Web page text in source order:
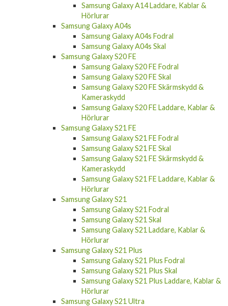
Samsung Galaxy A14 Laddare, Kablar &
Hörlurar
Samsung Galaxy A04s
Samsung Galaxy A04s Fodral
Samsung Galaxy A04s Skal
Samsung Galaxy S20 FE
Samsung Galaxy S20 FE Fodral
Samsung Galaxy S20 FE Skal
Samsung Galaxy S20 FE Skärmskydd &
Kameraskydd
Samsung Galaxy S20 FE Laddare, Kablar &
Hörlurar
Samsung Galaxy S21 FE
Samsung Galaxy S21 FE Fodral
Samsung Galaxy S21 FE Skal
Samsung Galaxy S21 FE Skärmskydd &
Kameraskydd
Samsung Galaxy S21 FE Laddare, Kablar &
Hörlurar
Samsung Galaxy S21
Samsung Galaxy S21 Fodral
Samsung Galaxy S21 Skal
Samsung Galaxy S21 Laddare, Kablar &
Hörlurar
Samsung Galaxy S21 Plus
Samsung Galaxy S21 Plus Fodral
Samsung Galaxy S21 Plus Skal
Samsung Galaxy S21 Plus Laddare, Kablar &
Hörlurar
Samsung Galaxy S21 Ultra